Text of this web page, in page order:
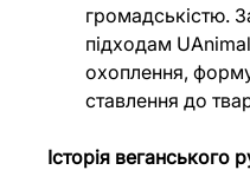
громадськістю.
підходам
охоплення,
ставлення до
Історія веганського